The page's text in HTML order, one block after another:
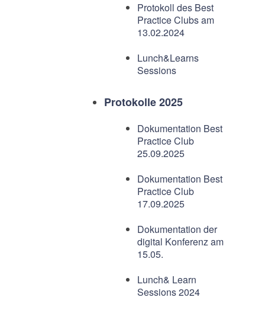
Protokoll des Best
Practice Clubs am
13.02.2024
Lunch&Learns
Sessions
Protokolle 2025
Dokumentation Best
Practice Club
25.09.2025
Dokumentation Best
Practice Club
17.09.2025
Dokumentation der
digital Konferenz am
15.05.
Lunch& Learn
Sessions 2024